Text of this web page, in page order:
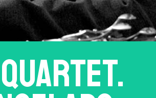
Quartet.